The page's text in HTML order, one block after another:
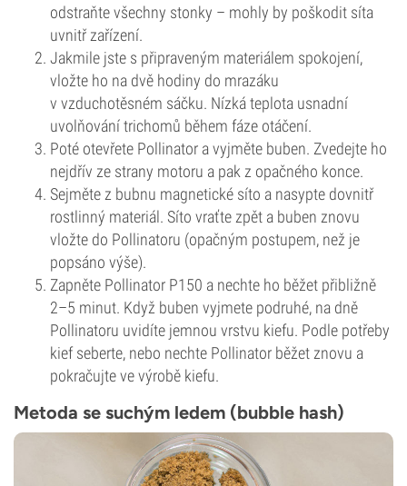
odstraňte všechny stonky – mohly by poškodit síta
uvnitř zařízení.
Jakmile jste s připraveným materiálem spokojení,
vložte ho na dvě hodiny do mrazáku
v vzduchotěsném sáčku. Nízká teplota usnadní
uvolňování trichomů během fáze otáčení.
Poté otevřete Pollinator a vyjměte buben. Zvedejte ho
nejdřív ze strany motoru a pak z opačného konce.
Sejměte z bubnu magnetické síto a nasypte dovnitř
rostlinný materiál. Síto vraťte zpět a buben znovu
vložte do Pollinatoru (opačným postupem, než je
popsáno výše).
Zapněte Pollinator P150 a nechte ho běžet přibližně
2–5 minut. Když buben vyjmete podruhé, na dně
Pollinatoru uvidíte jemnou vrstvu kiefu. Podle potřeby
kief seberte, nebo nechte Pollinator běžet znovu a
pokračujte ve výrobě kiefu.
Metoda se suchým ledem (bubble hash)